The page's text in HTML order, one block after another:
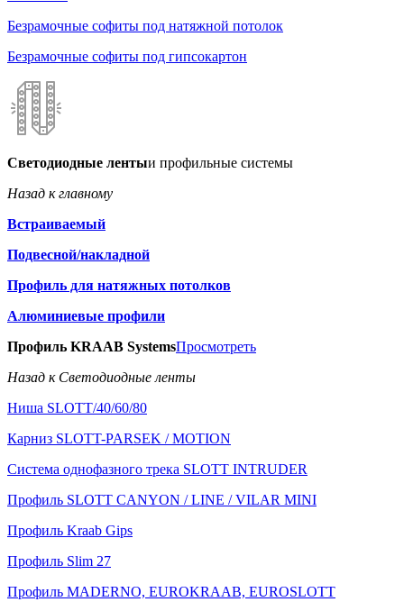
Безрамочные софиты под натяжной потолок
Безрамочные софиты под гипсокартон
Светодиодные лентыи профильные системы
Назад к главному
Встраиваемый
Подвесной/накладной
Профиль для натяжных потолков
Алюминиевые профили
Профиль KRAAB SystemsПросмотреть
Назад к Светодиодные ленты
Ниша SLOTT/40/60/80
Карниз SLOTT-PARSEK / MOTION
Система однофазного трека SLOTT INTRUDER
Профиль SLOTT CANYON / LINE / VILAR MINI
Профиль Kraab Gips
Профиль Slim 27
Профиль MADERNO, EUROKRAAB, EUROSLOTT